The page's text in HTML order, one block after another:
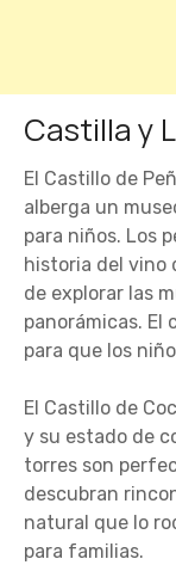
Castilla y
El Castillo de
alberga un
para niños. Los
historia del vino
de explorar las
panorámicas. El
para que los
El Castillo de
y su estado de
torres son
descubran
natural que lo
para familias.